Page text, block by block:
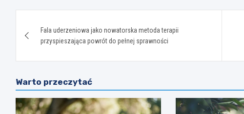
wpisuFala uderzeniowa jako nowatorska metoda terapii
przyspieszająca powrót do pełnej sprawności
Warto przeczytać